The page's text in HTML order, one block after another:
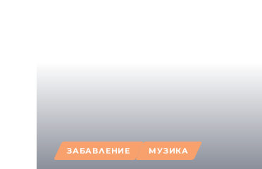
ЗАБАВЛЕНИЕ МУЗИКА